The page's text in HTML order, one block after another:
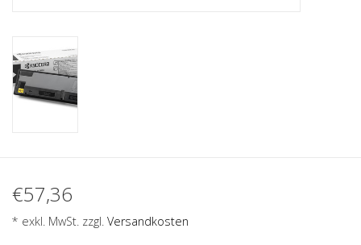
€57,36
* exkl. MwSt. zzgl. Versandkosten